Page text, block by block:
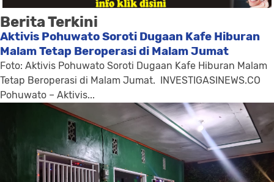
Berita Terkini
Aktivis Pohuwato Soroti Dugaan Kafe Hiburan
Malam Tetap Beroperasi di Malam Jumat
Foto: Aktivis Pohuwato Soroti Dugaan Kafe Hiburan Malam
Tetap Beroperasi di Malam Jumat. INVESTIGASINEWS.CO
Pohuwato – Aktivis...